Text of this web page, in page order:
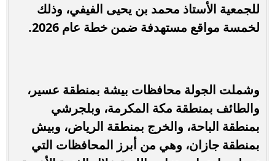
للجمعية الأستاذ محمد بن يحيى الفيفي، وذلك
لخمسة مواقع مستهدفة ضمن خطة عام 2026.
وشملت الجولة محافظات بيشة بمنطقة عسير،
والطائف بمنطقة مكة المكرمة، وبلجرشي
بمنطقة الباحة، والخرج بمنطقة الرياض، وبيش
بمنطقة جازان، وهي من أبرز المحافظات التي